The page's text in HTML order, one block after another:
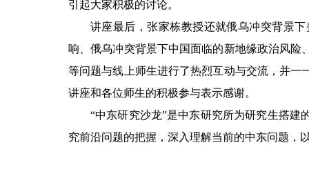
引起大家积极的讨论。
讲座最后，张家栋教授还就俄乌冲突背景下
响、俄乌冲突背景下中国面临的新地缘政治风险
等问题与线上师生进行了热烈互动与交流，并一
讲座和各位师生的积极参与表示感谢。
“中东研究沙龙”是中东研究所为研究生搭
究前沿问题的把握，深入理解当前的中东问题，